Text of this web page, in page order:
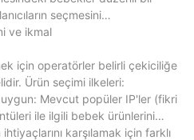
seçmesini
ve ikmal
için operatörler belirli çekiciliğe
Ürün seçimi ilkeleri:
Mevcut popüler IP'ler (fikri
ile ilgili bebek ürünlerini
ihtiyaçlarını karşılamak için farklı